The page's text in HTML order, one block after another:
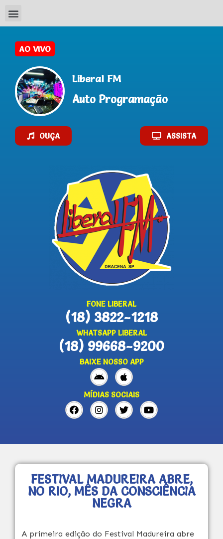
Liberal FM
Auto Programação
OUÇA ASSISTA
FONE LIBERAL
(18) 3822-1218
WHATSAPP LIBERAL
(18) 99668-9200
BAIXE NOSSO APP
MÍDIAS SOCIAIS
FESTIVAL MADUREIRA ABRE,
NO RIO, MÊS DA CONSCIÊNCIA
NEGRA
A primeira edição do Festival Madureira abre